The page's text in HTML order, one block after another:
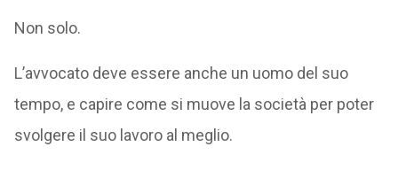
Non solo.
L’avvocato deve essere anche un uomo del suo
tempo, e capire come si muove la società per poter
svolgere il suo lavoro al meglio.